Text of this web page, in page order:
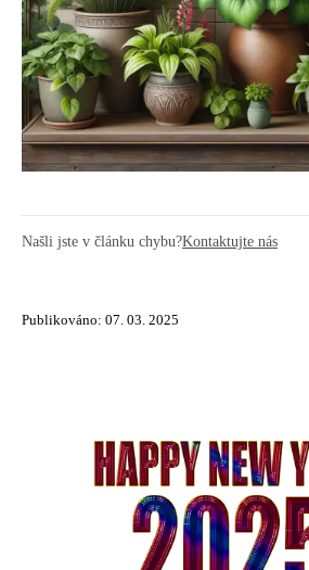
Našli jste v článku chybu?Kontaktujte nás
Publikováno: 07. 03. 2025